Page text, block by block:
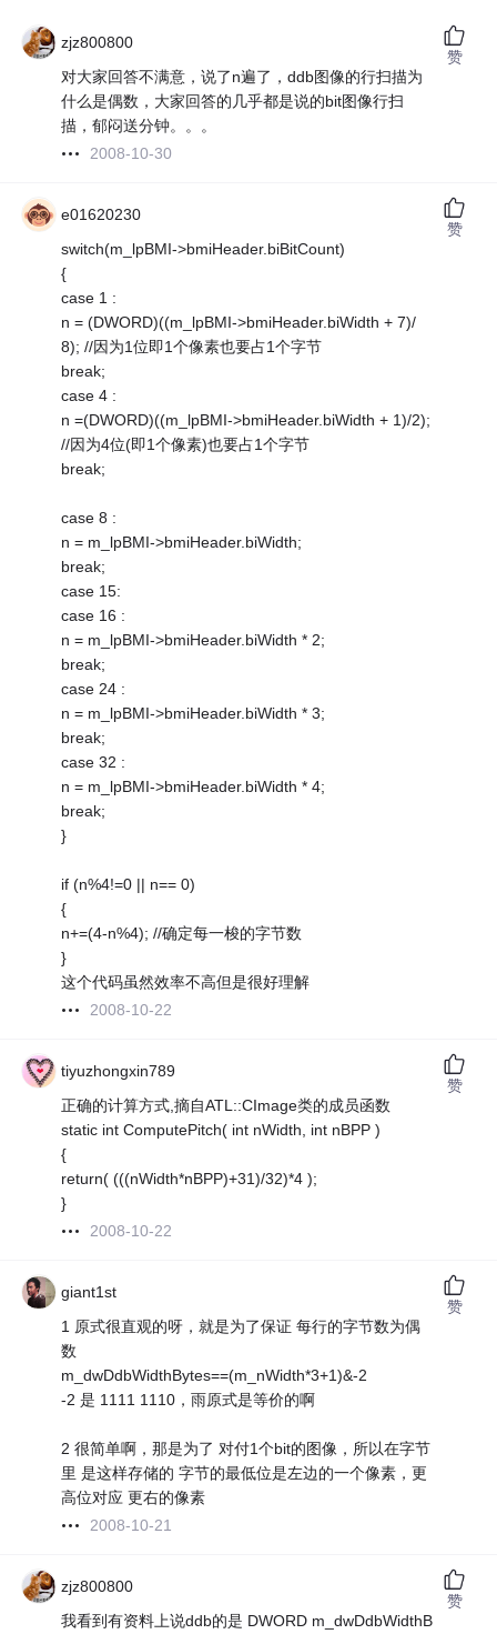
zjz800800
对大家回答不满意，说了n遍了，ddb图像的行扫描为
什么是偶数，大家回答的几乎都是说的bit图像行扫
描，郁闷送分钟。。。
2008-10-30
赞
e01620230
switch(m_lpBMI->bmiHeader.biBitCount)
{
case 1 :
n = (DWORD)((m_lpBMI->bmiHeader.biWidth + 7)/
8); //因为1位即1个像素也要占1个字节
break;
case 4 :
n =(DWORD)((m_lpBMI->bmiHeader.biWidth + 1)/2);
//因为4位(即1个像素)也要占1个字节
break;
case 8 :
n = m_lpBMI->bmiHeader.biWidth;
break;
case 15:
case 16 :
n = m_lpBMI->bmiHeader.biWidth * 2;
break;
case 24 :
n = m_lpBMI->bmiHeader.biWidth * 3;
break;
case 32 :
n = m_lpBMI->bmiHeader.biWidth * 4;
break;
}
if (n%4!=0 || n== 0)
{
n+=(4-n%4); //确定每一梭的字节数
}
这个代码虽然效率不高但是很好理解
2008-10-22
赞
tiyuzhongxin789
正确的计算方式,摘自ATL::CImage类的成员函数
static int ComputePitch( int nWidth, int nBPP )
{
return( (((nWidth*nBPP)+31)/32)*4 );
}
2008-10-22
赞
giant1st
1 原式很直观的呀，就是为了保证 每行的字节数为偶
数
m_dwDdbWidthBytes==(m_nWidth*3+1)&-2
-2 是 1111 1110，雨原式是等价的啊
2 很简单啊，那是为了 对付1个bit的图像，所以在字节
里 是这样存储的 字节的最低位是左边的一个像素，更
高位对应 更右的像素
2008-10-21
赞
zjz800800
我看到有资料上说ddb的是 DWORD m_dwDdbWidthB
赞